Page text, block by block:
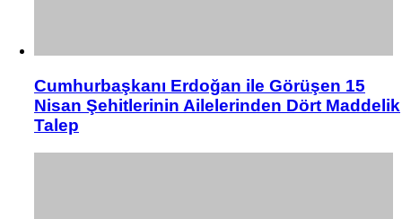
Cumhurbaşkanı Erdoğan ile Görüşen 15
Nisan Şehitlerinin Ailelerinden Dört Maddelik
Talep